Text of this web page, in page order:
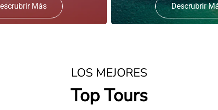
Más Descrubrir
LOS MEJORES
Top Tours